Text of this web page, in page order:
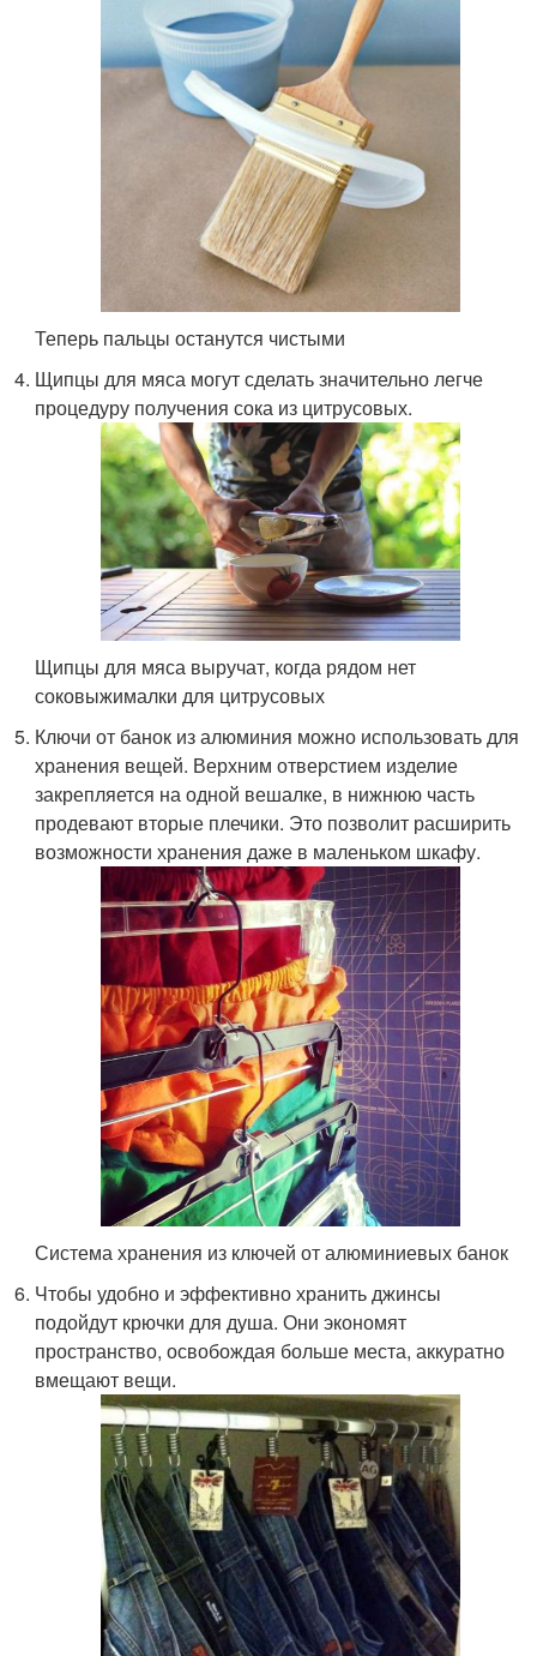
Теперь пальцы останутся чистыми
Щипцы для мяса могут сделать значительно легче
процедуру получения сока из цитрусовых.
Щипцы для мяса выручат, когда рядом нет
соковыжималки для цитрусовых
Ключи от банок из алюминия можно использовать для
хранения вещей. Верхним отверстием изделие
закрепляется на одной вешалке, в нижнюю часть
продевают вторые плечики. Это позволит расширить
возможности хранения даже в маленьком шкафу.
Система хранения из ключей от алюминиевых банок
Чтобы удобно и эффективно хранить джинсы
подойдут крючки для душа. Они экономят
пространство, освобождая больше места, аккуратно
вмещают вещи.